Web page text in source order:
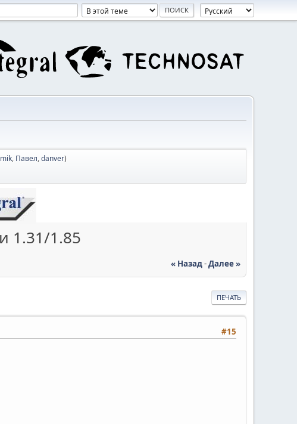
, Павел,danver)
1.31/1.85
« Назад-Далее »
ПЕЧАТЬ
#15